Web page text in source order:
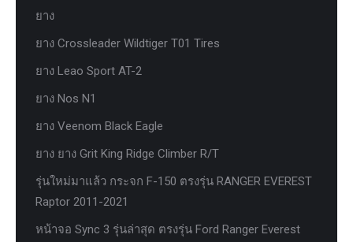
ยาง
ยาง Crossleader Wildtiger T01 Tires
ยาง Leao Sport AT-2
ยาง Nos N1
ยาง Veenom Black Eagle
ยาง ยาง Grit King Ridge Climber R/T
รุ่นใหม่มาแล้ว กระจก F-150 ตรงรุ่น RANGER EVEREST
Raptor 2011-2021
หน้าจอ Sync 3 รุ่นล่าสุด ตรงรุ่น Ford Ranger Everest